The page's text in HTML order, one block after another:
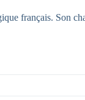
français. Son